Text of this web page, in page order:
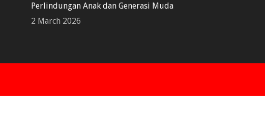
Perlindungan Anak dan Generasi Muda
2 March 2026